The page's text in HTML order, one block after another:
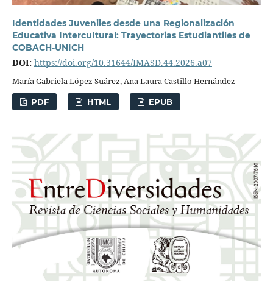
Identidades Juveniles desde una Regionalización
Educativa Intercultural: Trayectorias Estudiantiles de
COBACH-UNICH
DOI: https://doi.org/10.31644/IMASD.44.2026.a07
María Gabriela López Suárez, Ana Laura Castillo Hernández
PDF HTML EPUB